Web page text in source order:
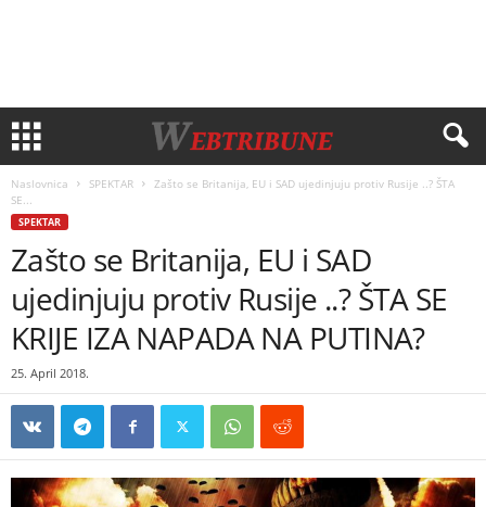
Naslovnica SPEKTAR
Zašto se Britanija, EU i SAD ujedinjuju protiv Rusije ..? ŠTA
SE...
SPEKTAR
Zašto se Britanija, EU i SAD
ujedinjuju protiv Rusije ..? ŠTA SE
KRIJE IZA NAPADA NA PUTINA?
25. April 2018.